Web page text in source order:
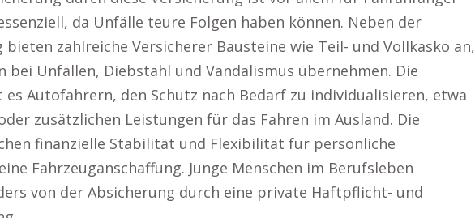
da Unfälle teure Folgen haben können. Neben der
bieten zahlreiche Versicherer Bausteine wie Teil- und Vollkasko an,
bei Unfällen, Diebstahl und Vandalismus übernehmen. Die
Autofahrern, den Schutz nach Bedarf zu individualisieren, etwa
zusätzlichen Leistungen für das Fahren im Ausland. Die
finanzielle Stabilität und Flexibilität für persönliche
Fahrzeuganschaffung. Junge Menschen im Berufsleben
von der Absicherung durch eine private Haftpflicht- und